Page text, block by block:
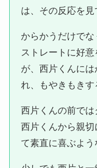
は、その反応を見
からかうだけで
ストレートに好
が、西片くんに
れ、もやきもきす
西片くんの前では
西片くんから親
て素直に喜ぶよう